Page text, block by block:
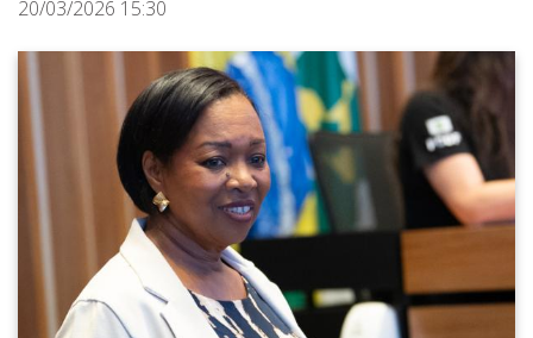
20/03/2026 15:30